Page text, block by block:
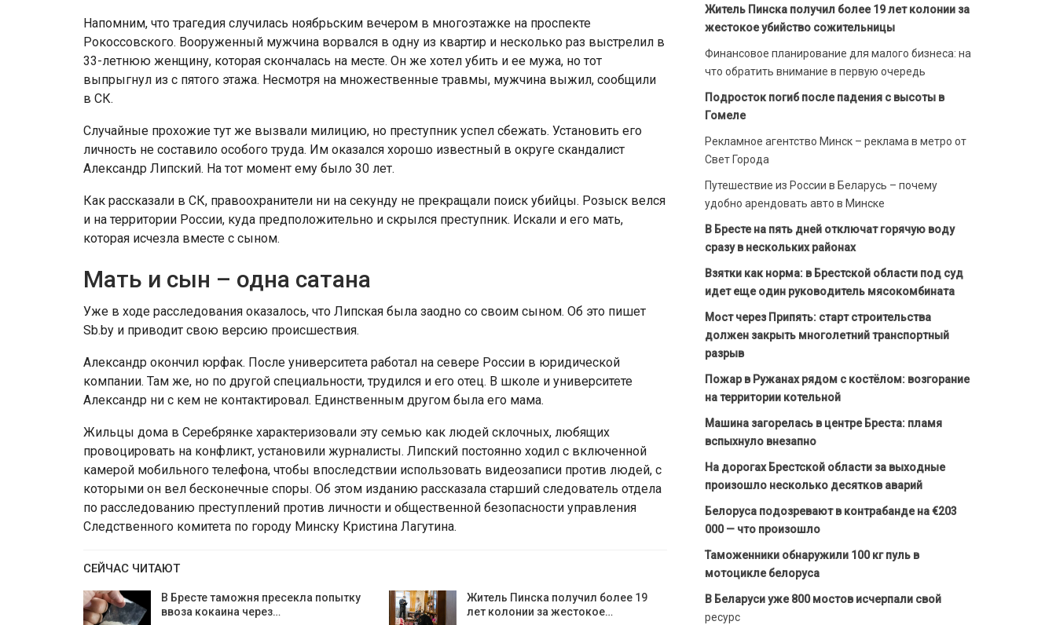
Напомним, что трагедия случилась ноябрьским вечером в многоэтажке на проспекте
Рокоссовского. Вооруженный мужчина ворвался в одну из квартир и несколько раз выстрелил в
33-летнюю женщину, которая скончалась на месте. Он же хотел убить и ее мужа, но тот
выпрыгнул из с пятого этажа. Несмотря на множественные травмы, мужчина выжил, сообщили
в СК.
Случайные прохожие тут же вызвали милицию, но преступник успел сбежать. Установить его
личность не составило особого труда. Им оказался хорошо известный в округе скандалист
Александр Липский. На тот момент ему было 30 лет.
Как рассказали в СК, правоохранители ни на секунду не прекращали поиск убийцы. Розыск велся
и на территории России, куда предположительно и скрылся преступник. Искали и его мать,
которая исчезла вместе с сыном.
Мать и сын – одна сатана
Уже в ходе расследования оказалось, что Липская была заодно со своим сыном. Об это пишет
Sb.by и приводит свою версию происшествия.
Александр окончил юрфак. После университета работал на севере России в юридической
компании. Там же, но по другой специальности, трудился и его отец. В школе и университете
Александр ни с кем не контактировал. Единственным другом была его мама.
Жильцы дома в Серебрянке характеризовали эту семью как людей склочных, любящих
провоцировать на конфликт, установили журналисты. Липский постоянно ходил с включенной
камерой мобильного телефона, чтобы впоследствии использовать видеозаписи против людей, с
которыми он вел бесконечные споры. Об этом изданию рассказала старший следователь отдела
по расследованию преступлений против личности и общественной безопасности управления
Следственного комитета по городу Минску Кристина Лагутина.
СЕЙЧАС ЧИТАЮТ
В Бресте таможня пресекла попытку
ввоза кокаина через…
Житель Пинска получил более 19
лет колонии за жестокое…
Житель Пинска получил более 19 лет колонии за
жестокое убийство сожительницы
Финансовое планирование для малого бизнеса: на
что обратить внимание в первую очередь
Подросток погиб после падения с высоты в
Гомеле
Рекламное агентство Минск – реклама в метро от
Свет Города
Путешествие из России в Беларусь – почему
удобно арендовать авто в Минске
В Бресте на пять дней отключат горячую воду
сразу в нескольких районах
Взятки как норма: в Брестской области под суд
идет еще один руководитель мясокомбината
Мост через Припять: старт строительства
должен закрыть многолетний транспортный
разрыв
Пожар в Ружанах рядом с костёлом: возгорание
на территории котельной
Машина загорелась в центре Бреста: пламя
вспыхнуло внезапно
На дорогах Брестской области за выходные
произошло несколько десятков аварий
Белоруса подозревают в контрабанде на €203
000 — что произошло
Таможенники обнаружили 100 кг пуль в
мотоцикле белоруса
В Беларуси уже 800 мостов исчерпали свой
ресурс